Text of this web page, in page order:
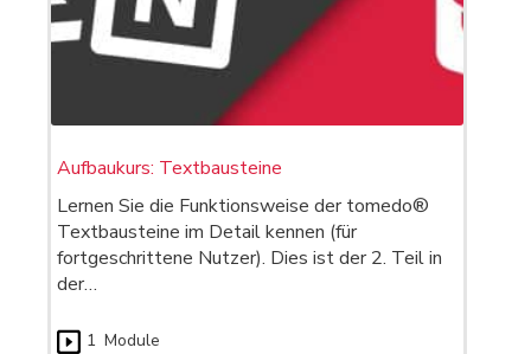
Aufbaukurs: Textbausteine
Lernen Sie die Funktionsweise der tomedo®
Textbausteine im Detail kennen (für
fortgeschrittene Nutzer). Dies ist der 2. Teil in
der…
1 Module